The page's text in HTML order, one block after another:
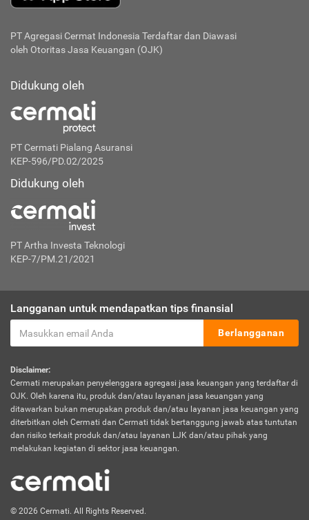
PT Agregasi Cermat Indonesia Terdaftar dan Diawasi
oleh Otoritas Jasa Keuangan (OJK)
Didukung oleh
PT Cermati Pialang Asuransi
KEP-596/PD.02/2025
Didukung oleh
PT Artha Investa Teknologi
KEP-7/PM.21/2021
Langganan untuk mendapatkan tips finansial
Berlangganan
Disclaimer:
Cermati merupakan penyelenggara agregasi jasa keuangan yang terdaftar di
OJK. Oleh karena itu, produk dan/atau layanan jasa keuangan yang
ditawarkan bukan merupakan produk dan/atau layanan jasa keuangan yang
diterbitkan oleh Cermati dan Cermati tidak bertanggung jawab atas tuntutan
dan risiko terkait produk dan/atau layanan LJK dan/atau pihak yang
melakukan kegiatan di sektor jasa keuangan.
© 2026 Cermati. All Rights Reserved.